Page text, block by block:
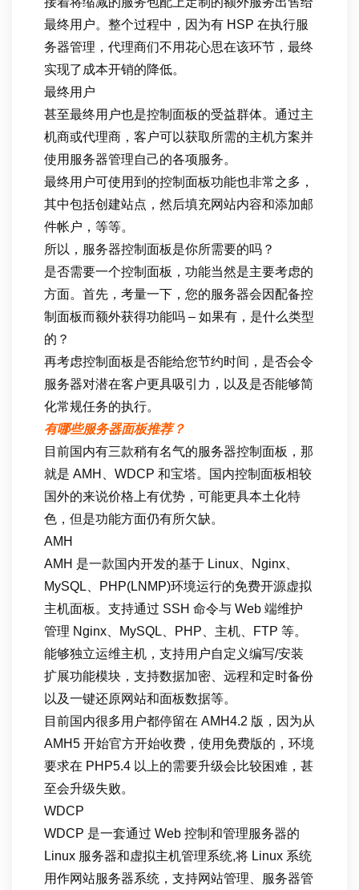
最终用户。整个过程中，因为有 HSP 在执行服
务器管理，代理商们不用花心思在该环节，最终
实现了成本开销的降低。
最终用户
甚至最终用户也是控制面板的受益群体。通过主
机商或代理商，客户可以获取所需的主机方案并
使用服务器管理自己的各项服务。
最终用户可使用到的控制面板功能也非常之多，
其中包括创建站点，然后填充网站内容和添加邮
件帐户，等等。
所以，服务器控制面板是你所需要的吗？
是否需要一个控制面板，功能当然是主要考虑的
方面。首先，考量一下，您的服务器会因配备控
制面板而额外获得功能吗 – 如果有，是什么类型
的？
再考虑控制面板是否能给您节约时间，是否会令
服务器对潜在客户更具吸引力，以及是否能够简
化常规任务的执行。
有哪些服务器面板推荐？
目前国内有三款稍有名气的服务器控制面板，那
就是 AMH、WDCP 和宝塔。国内控制面板相较
国外的来说价格上有优势，可能更具本土化特
色，但是功能方面仍有所欠缺。
AMH
AMH 是一款国内开发的基于 Linux、Nginx、
MySQL、PHP(LNMP)环境运行的免费开源虚拟
主机面板。支持通过 SSH 命令与 Web 端维护
管理 Nginx、MySQL、PHP、主机、FTP 等。
能够独立运维主机，支持用户自定义编写/安装
扩展功能模块，支持数据加密、远程和定时备份
以及一键还原网站和面板数据等。
目前国内很多用户都停留在 AMH4.2 版，因为从
AMH5 开始官方开始收费，使用免费版的，环境
要求在 PHP5.4 以上的需要升级会比较困难，甚
至会升级失败。
WDCP
WDCP 是一套通过 Web 控制和管理服务器的
Linux 服务器和虚拟主机管理系统,将 Linux 系统
用作网站服务器系统，支持网站管理、服务器管